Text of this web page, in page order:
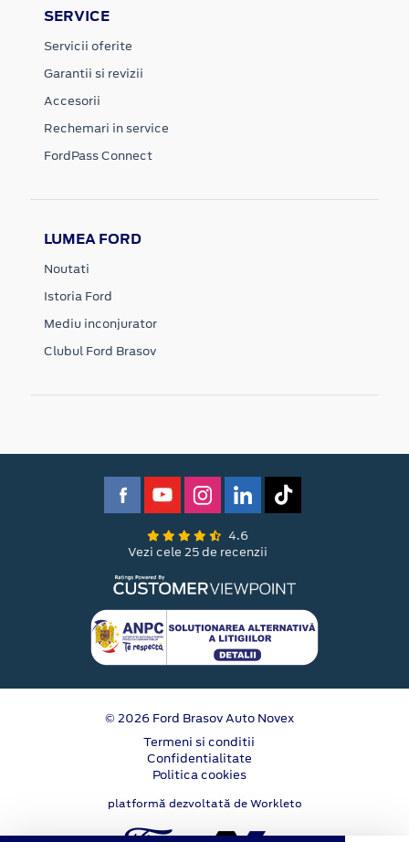
SERVICE
Servicii oferite
Garantii si revizii
Accesorii
Rechemari in service
FordPass Connect
LUMEA FORD
Noutati
Istoria Ford
Mediu inconjurator
Clubul Ford Brasov
4.6
Vezi cele 25 de recenzii
© 2026 Ford Brasov Auto Novex
Termeni si conditii
Confidentialitate
Politica cookies
platformă dezvoltată de Workleto